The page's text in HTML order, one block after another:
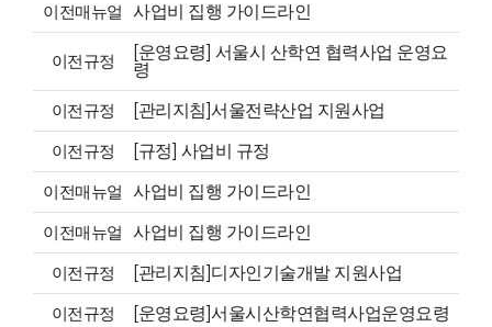
이전매뉴얼 사업비 집행 가이드라인
이전규정
[운영요령] 서울시 산학연 협력사업 운영요
령
이전규정
[관리지침]서울전략산업 지원사업
이전규정
[규정] 사업비 규정
이전매뉴얼 사업비 집행 가이드라인
이전매뉴얼 사업비 집행 가이드라인
이전규정
[관리지침]디자인기술개발 지원사업
이전규정
[운영요령]서울시산학연협력사업운영요령